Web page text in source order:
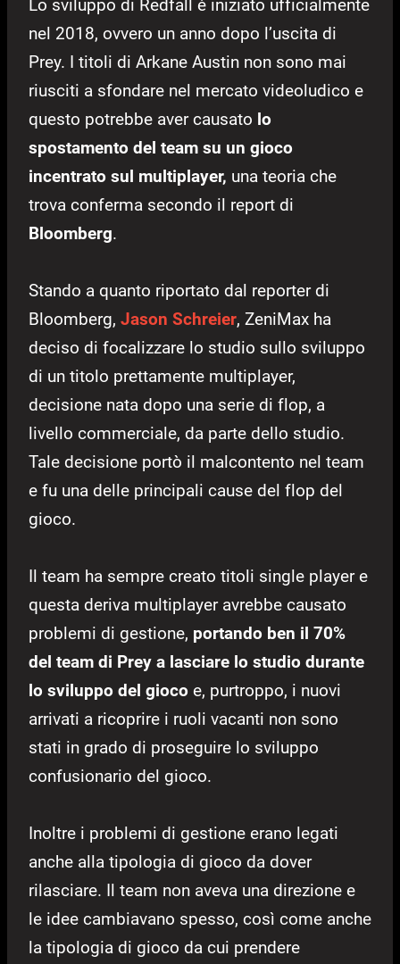
Lo sviluppo di Redfall è iniziato ufficialmente
nel 2018, ovvero un anno dopo l’uscita di
Prey. I titoli di Arkane Austin non sono mai
riusciti a sfondare nel mercato videoludico e
questo potrebbe aver causato lo
spostamento del team su un gioco
incentrato sul multiplayer, una teoria che
trova conferma secondo il report di
Bloomberg.
Stando a quanto riportato dal reporter di
Bloomberg, Jason Schreier, ZeniMax ha
deciso di focalizzare lo studio sullo sviluppo
di un titolo prettamente multiplayer,
decisione nata dopo una serie di flop, a
livello commerciale, da parte dello studio.
Tale decisione portò il malcontento nel team
e fu una delle principali cause del flop del
gioco.
Il team ha sempre creato titoli single player e
questa deriva multiplayer avrebbe causato
problemi di gestione, portando ben il 70%
del team di Prey a lasciare lo studio durante
lo sviluppo del gioco e, purtroppo, i nuovi
arrivati a ricoprire i ruoli vacanti non sono
stati in grado di proseguire lo sviluppo
confusionario del gioco.
Inoltre i problemi di gestione erano legati
anche alla tipologia di gioco da dover
rilasciare. Il team non aveva una direzione e
le idee cambiavano spesso, così come anche
la tipologia di gioco da cui prendere